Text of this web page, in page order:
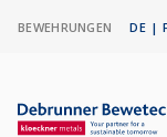
BEWEHRUNGEN |
DE